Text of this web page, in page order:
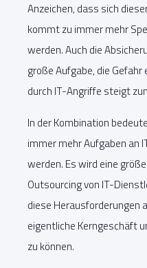
Anzeichen, dass sich
kommt zu immer mehr
werden. Auch die
große Aufgabe, die
durch IT-Angriffe steigt
In der Kombination
immer mehr Aufgaben an
werden. Es wird eine
Outsourcing von IT-
diese Herausforderungen
eigentliche Kerngeschäft
zu können.